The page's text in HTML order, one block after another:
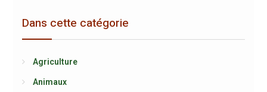
Dans cette catégorie
Agriculture
Animaux